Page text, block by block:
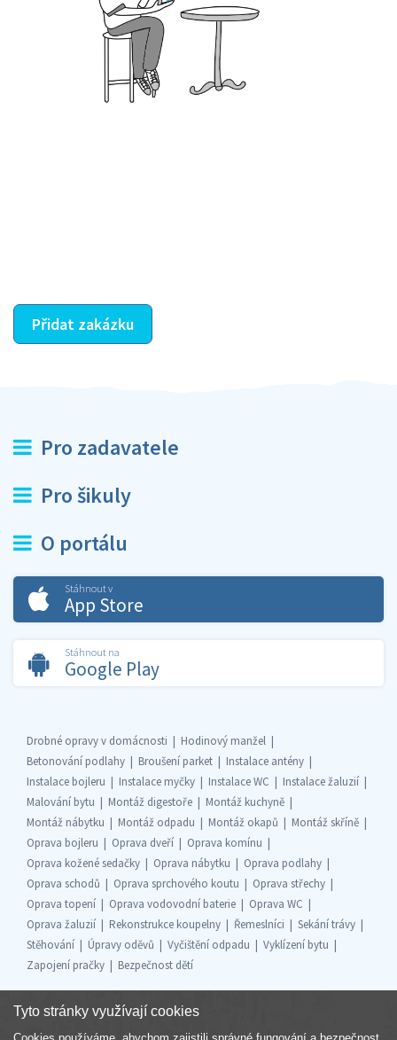
Přidat zakázku
Pro zadavatele
Pro šikuly
O portálu
Stáhnout v
App Store
Stáhnout na
Google Play
Drobné opravy v domácnosti
Hodinový manžel
Betonování podlahy
Broušení parket
Instalace antény
Instalace bojleru
Instalace myčky Instalace WC
Instalace žaluzií
Malování bytu
Montáž digestoře
Montáž kuchyně
Montáž nábytku
Montáž odpadu Montáž okapů
Montáž skříně
Oprava bojleru
Oprava dveří
Oprava komínu
Oprava kožené sedačky
Oprava nábytku
Oprava podlahy
Oprava schodů
Oprava sprchového koutu
Oprava střechy
Oprava topení
Oprava vodovodní baterie
Oprava WC
Oprava žaluzií
Rekonstrukce koupelny Řemeslníci
Sekání trávy
Stěhování
Úpravy oděvů Vyčištění odpadu
Vyklízení bytu
Zapojení pračky
Bezpečnost dětí
Tyto stránky využívají cookies